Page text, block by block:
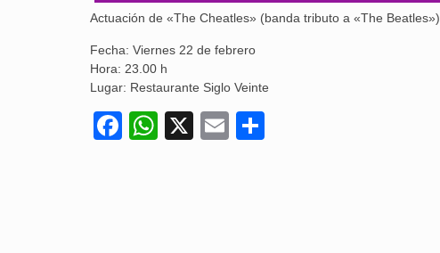
Actuación de «The Cheatles» (banda tributo a «The Beatles»)
Fecha: Viernes 22 de febrero
Hora: 23.00 h
Lugar: Restaurante Siglo Veinte
Facebook
WhatsApp
X Email